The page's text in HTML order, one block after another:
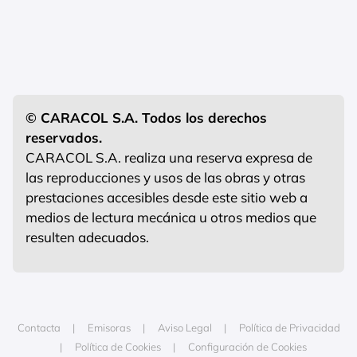
© CARACOL S.A. Todos los derechos
reservados.
CARACOL S.A. realiza una reserva expresa de
las reproducciones y usos de las obras y otras
prestaciones accesibles desde este sitio web a
medios de lectura mecánica u otros medios que
resulten adecuados.
Contacta Emisoras Aviso Legal
Política de Privacidad
Política de Cookies
Configuración de Cookies